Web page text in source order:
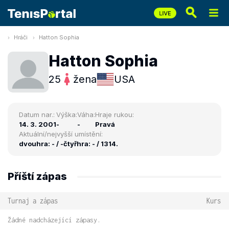
Hráči Hatton Sophia
Hatton Sophia
25 žena USA
Datum nar.:
14. 3. 2001
Výška:
-
Váha:
-
Hraje rukou:
Pravá
Aktuální/nejvyšší umístění:
dvouhra: - / -čtyřhra: - / 1314.
Příští zápas
Turnaj a zápas Kurs
Žádné nadcházející zápasy.